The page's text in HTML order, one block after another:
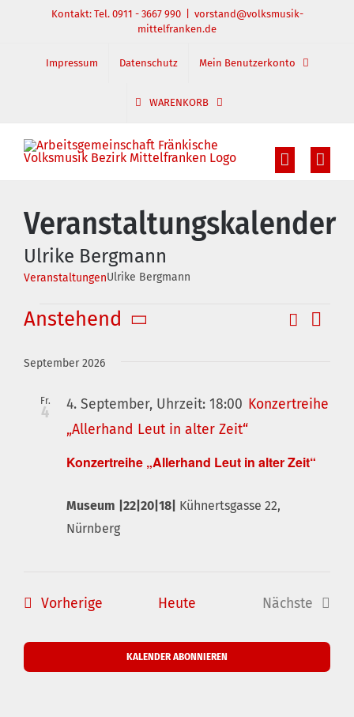
springen
Kontakt: Tel. 0911 - 3667 990
vorstand@volksmusik-
mittelfranken.de
Impressum Datenschutz Mein Benutzerkonto
WARENKORB
Veranstaltungskalender
Ulrike Bergmann
VeranstaltungenUlrike Bergmann
Veranstaltungen Suche
Liste
Anstehend
wählen.
September 2026
Fr.
4
Konzertreihe „Allerhand Leut in alter Zeit“
4. September, Uhrzeit: 18:00 Konzertreihe
„Allerhand Leut in alter Zeit“
Museum |22|20|18| Kühnertsgasse 22,
Nürnberg
VorherigeVeranstaltungen
Heute
Nächste
KALENDER ABONNIEREN